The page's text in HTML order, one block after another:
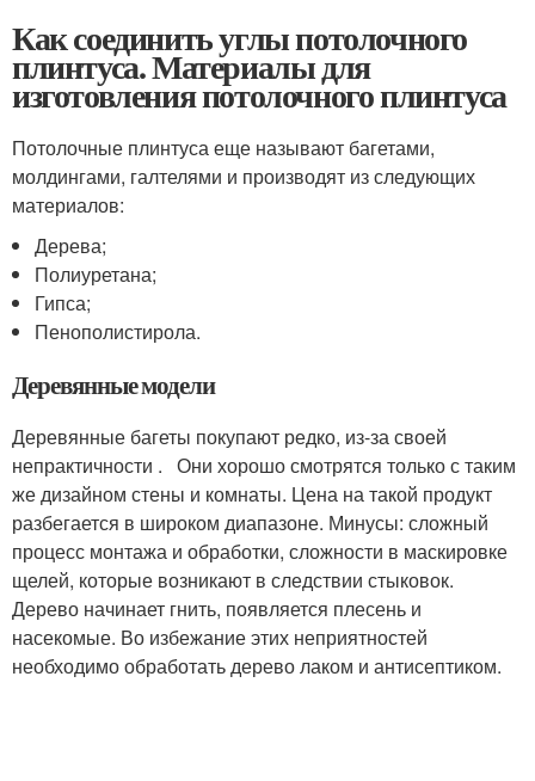
Как соединить углы потолочного
плинтуса. Материалы для
изготовления потолочного плинтуса
Потолочные плинтуса еще называют багетами,
молдингами, галтелями и производят из следующих
материалов:
Дерева;
Полиуретана;
Гипса;
Пенополистирола.
Деревянные модели
Деревянные багеты покупают редко, из-за своей
непрактичности . Они хорошо смотрятся только с таким
же дизайном стены и комнаты. Цена на такой продукт
разбегается в широком диапазоне. Минусы: сложный
процесс монтажа и обработки, сложности в маскировке
щелей, которые возникают в следствии стыковок.
Дерево начинает гнить, появляется плесень и
насекомые. Во избежание этих неприятностей
необходимо обработать дерево лаком и антисептиком.